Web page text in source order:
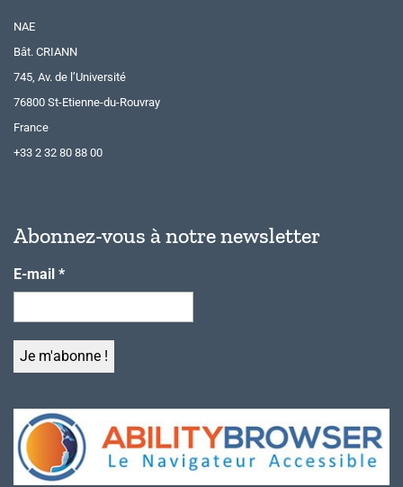
NAE
Bât. CRIANN
745, Av. de l’Université
76800 St-Etienne-du-Rouvray
France
+33 2 32 80 88 00
Abonnez-vous à notre newsletter
E-mail *